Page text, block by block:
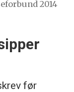
2014
før